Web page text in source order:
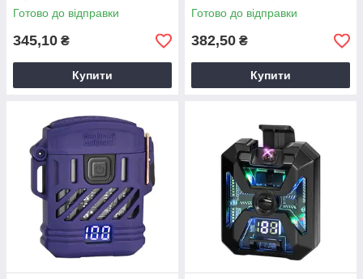
Готово до відправки
345,10 ₴
Купити
power bank, ЗП 220V) 17.5см
Готово до відправки
382,50 ₴
Купити